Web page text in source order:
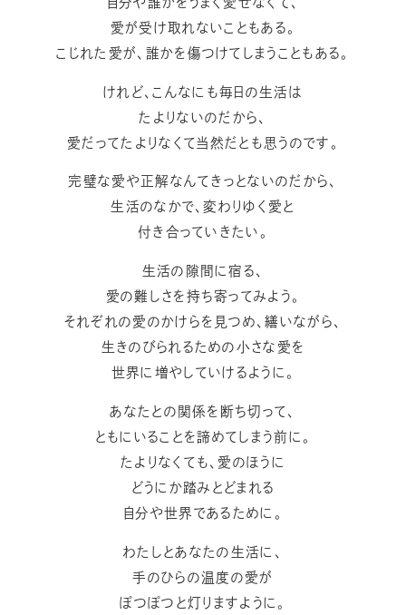
自分や誰かをうまく愛せなくて、
愛が受け取れないこともある。
こじれた愛が、誰かを傷つけてしまうこともある。
けれど、こんなにも毎日の生活は
たよりないのだから、
愛だってたよりなくて当然だとも思うのです。
完璧な愛や正解なんてきっとないのだから、
生活のなかで、変わりゆく愛と
付き合っていきたい。
生活の隙間に宿る、
愛の難しさを持ち寄ってみよう。
それぞれの愛のかけらを見つめ、繕いながら、
生きのびられるための小さな愛を
世界に増やしていけるように。
あなたとの関係を断ち切って、
ともにいることを諦めてしまう前に。
たよりなくても、愛のほうに
どうにか踏みとどまれる
自分や世界であるために。
わたしとあなたの生活に、
手のひらの温度の愛が
ぽつぽつと灯りますように。